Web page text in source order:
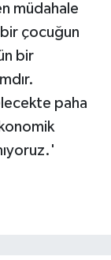
müdahale
bir çocuğun
bir
paha